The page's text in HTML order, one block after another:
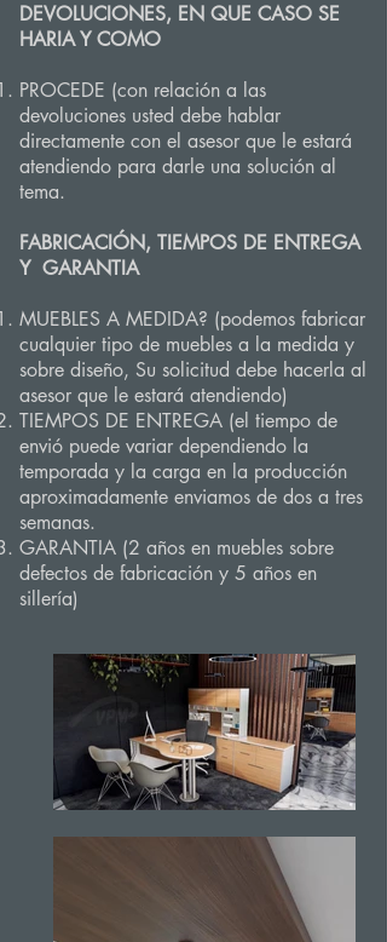
DEVOLUCIONES, EN QUE CASO SE
HARIA Y COMO
PROCEDE (con relación a las
devoluciones usted debe hablar
directamente con el asesor que le estará
atendiendo para darle una solución al
tema.
FABRICACIÓN, TIEMPOS DE ENTREGA
Y GARANTIA
MUEBLES A MEDIDA? (podemos fabricar
cualquier tipo de muebles a la medida y
sobre diseño, Su solicitud debe hacerla al
asesor que le estará atendiendo)
TIEMPOS DE ENTREGA (el tiempo de
envió puede variar dependiendo la
temporada y la carga en la producción
aproximadamente enviamos de dos a tres
semanas.
GARANTIA (2 años en muebles sobre
defectos de fabricación y 5 años en
sillería)